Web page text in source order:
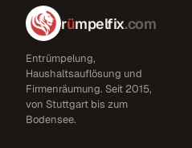
rümpelfix.com
Entrümpelung,
Haushaltsauflösung und
Firmenräumung. Seit 2015,
von Stuttgart bis zum
Bodensee.